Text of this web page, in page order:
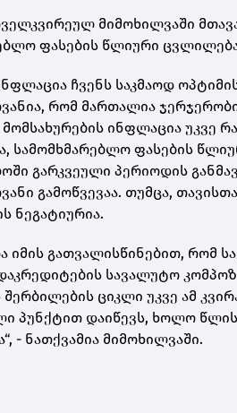
მიმოხილვაში
ფასების წლიური
ჩვენს საკმაოდ
რომ მართალია
ინფლაცია უკვე
სამომხმარებლო ფასების
გარკვეული პერიოდის
გამოწვევაა. თუმცა,
ნეგატიურია.
იმის გათვალისწინებით, რომ
სავალუტო
ციკლი უკვე ამ
პუნქტით დაიწევს, ხოლო წლის
- ნათქვამია მიმოხილვაში.